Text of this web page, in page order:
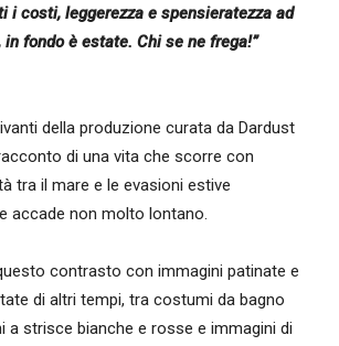
i costi, leggerezza e spensieratezza ad
fondo è estate. Chi se ne frega!”
della produzione curata da Dardust
di una vita che scorre con
tra il mare e le evasioni estive
accade non molto lontano.
contrasto con immagini patinate e
di altri tempi, tra costumi da bagno
a strisce bianche e rosse e immagini di